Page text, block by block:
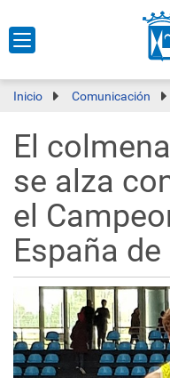
Inicio Comunicación
El
se alza
el
España